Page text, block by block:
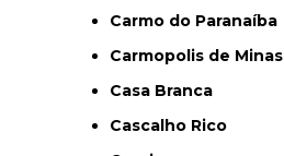
Carmo do Paranaíba
Carmopolis de Minas
Casa Branca
Cascalho Rico